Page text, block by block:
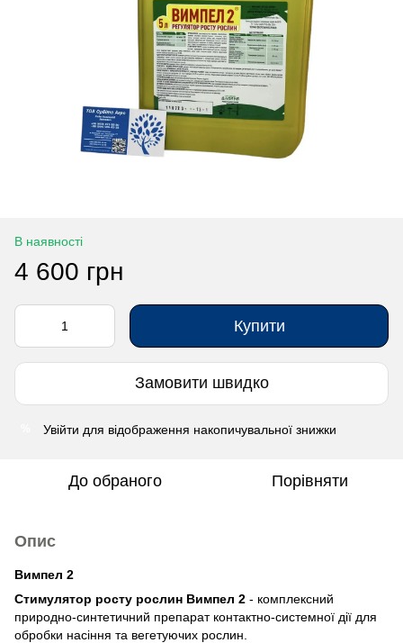
В наявності
4 600 грн
Купити
Замовити швидко
Увійти для відображення накопичувальної знижки
До обраного Порівняти
Опис
Вимпел 2
Стимулятор росту рослин Вимпел 2 - комплексний
природно-синтетичний препарат контактно-системної дії для
обробки насіння та вегетуючих рослин.